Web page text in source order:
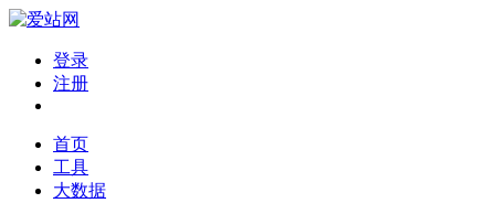
登录
注册
首页
工具
大数据